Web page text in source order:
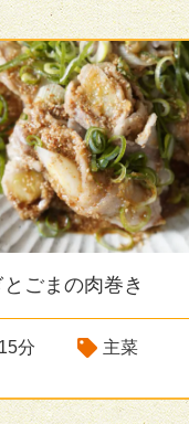
ごまの肉巻き
分 主菜